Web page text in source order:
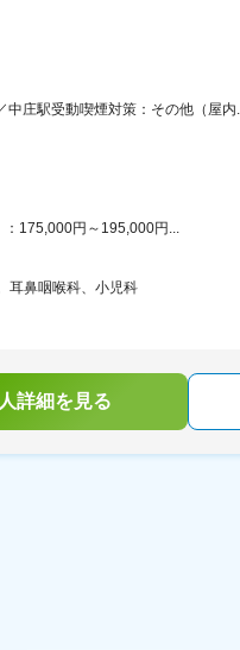
庄駅受動喫煙対策：その他（屋内...
175,000円～195,000円...
耳鼻咽喉科、小児科
詳細を見る